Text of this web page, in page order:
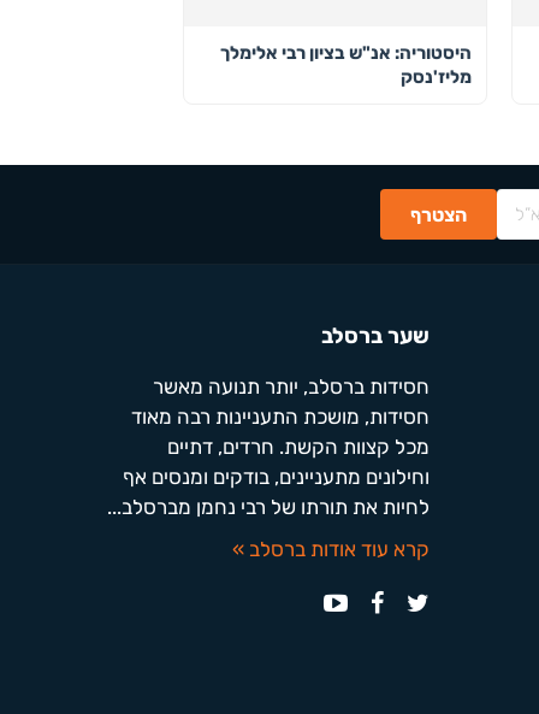
היסטוריה: אנ"ש בציון רבי אלימלך
מליז'נסק
שער ברסלב
חסידות ברסלב, יותר תנועה מאשר
חסידות, מושכת התעניינות רבה מאוד
מכל קצוות הקשת. חרדים, דתיים
וחילונים מתעניינים, בודקים ומנסים אף
לחיות את תורתו של רבי נחמן מברסלב...
קרא עוד אודות ברסלב »